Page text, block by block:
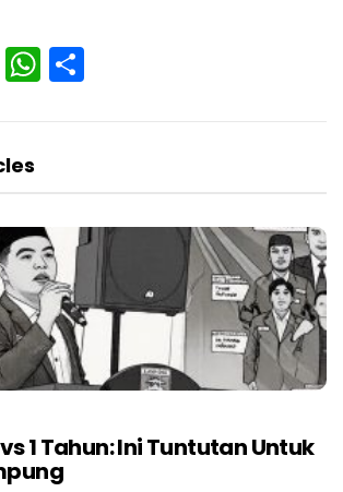
EmailWhatsApp
1 Tahun: Ini Tuntutan Untuk